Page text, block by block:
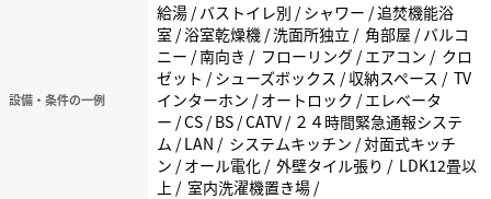
設備・条件の一例
給湯 / バストイレ別 / シャワー / 追焚機能浴
室 / 浴室乾燥機 / 洗面所独立 / 角部屋 / バルコ
ニー / 南向き / フローリング / エアコン / クロ
ゼット / シューズボックス / 収納スペース / TV
インターホン / オートロック / エレベータ
ー / CS / BS / CATV / ２４時間緊急通報システ
ム / LAN / システムキッチン / 対面式キッチ
ン / オール電化 / 外壁タイル張り / LDK12畳以
上 / 室内洗濯機置き場 /